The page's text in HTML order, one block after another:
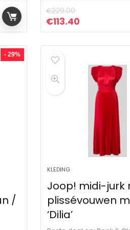
€249.00.
€229.00
Oorspronkelijke
€113.40Huidige
- 29%
/
KLEDING
Joop! midi-jurk
plissévouwen
‘Dilia’